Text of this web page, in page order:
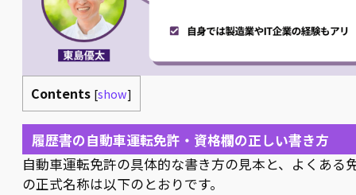
Contents [show]
履歴書の自動車運転免許・資格欄の正しい書き方
自動車運転免許の具体的な書き方の見本と、よくある
の正式名称は以下のとおりです。